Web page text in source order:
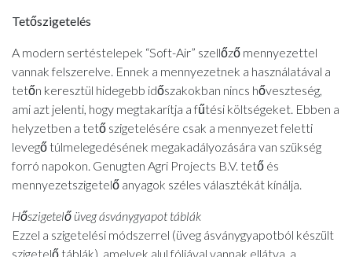
Tetőszigetelés
A modern sertéstelepek “Soft-Air” szellőző mennyezettel
vannak felszerelve. Ennek a mennyezetnek a használatával a
tetőn keresztül hidegebb időszakokban nincs hőveszteség,
ami azt jelenti, hogy megtakarítja a fűtési költségeket. Ebben a
helyzetben a tető szigetelésére csak a mennyezet feletti
levegő túlmelegedésének megakadályozására van szükség
forró napokon. Genugten Agri Projects B.V. tető és
mennyezetszigetelő anyagok széles választékát kínálja.
Hőszigetelő üveg ásványgyapot táblák
Ezzel a szigetelési módszerrel (üveg ásványgyapotból készült
szigetelő táblák), amelyek alul fóliával vannak ellátva, a